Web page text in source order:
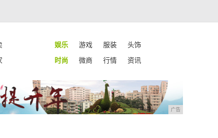
娱乐 游戏 服装
头饰
时尚 微商 行情 资讯
广告